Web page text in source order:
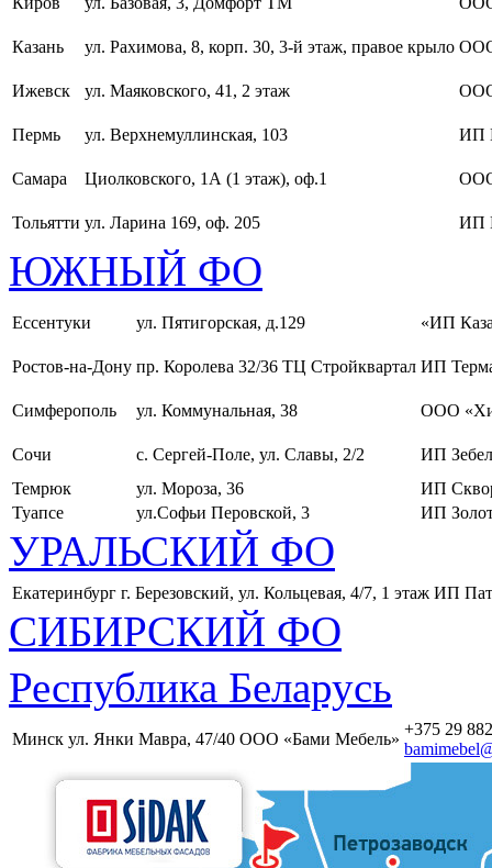
Казань ул. Рахимова, 8, корп. 30, 3-й этаж, правое крыло
Ижевск ул. Маяковского, 41, 2 этаж
Пермь ул. Верхнемуллинская, 103 ИП
Самара Циолковского, 1А (1 этаж), оф.1
Тольятти ул. Ларина 169, оф. 205 ИП
ЮЖНЫЙ ФО
Ессентуки ул. Пятигорская, д.129 «ИП
Ростов-на-Дону пр. Королева 32/36 ТЦ Стройквартал ИП
Симферополь ул. Коммунальная, 38 ООО
Сочи с. Сергей-Поле, ул. Славы, 2/2
ИП
Темрюк
ул. Мороза, 36
ИП
Туапсе
ул.Софьи Перовской, 3 ИП
УРАЛЬСКИЙ ФО
Екатеринбург г. Березовский, ул. Кольцевая, 4/7, 1 этаж ИП
СИБИРСКИЙ ФО
Республика Беларусь
Минск ул. Янки Мавра, 47/40 ООО «Бами Мебель»
+375 29